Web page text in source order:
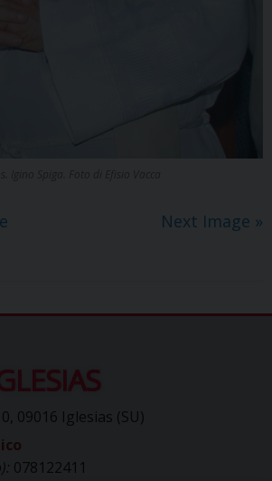
Next Image »
09016 Iglesias (SU)
078122411